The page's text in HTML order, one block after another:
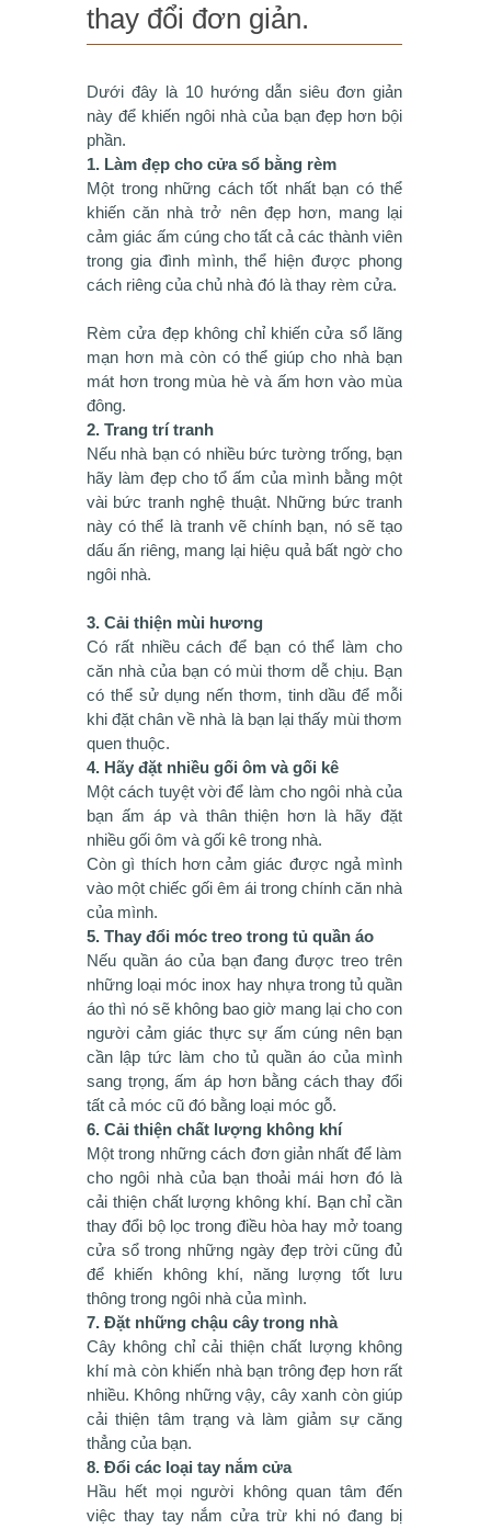
thay đổi đơn giản.
Dưới đây là 10 hướng dẫn siêu đơn giản
này để khiến ngôi nhà của bạn đẹp hơn bội
phần.
1. Làm đẹp cho cửa sổ bằng rèm
Một trong những cách tốt nhất bạn có thể
khiến căn nhà trở nên đẹp hơn, mang lại
cảm giác ấm cúng cho tất cả các thành viên
trong gia đình mình, thể hiện được phong
cách riêng của chủ nhà đó là thay rèm cửa.
Rèm cửa đẹp không chỉ khiến cửa sổ lãng
mạn hơn mà còn có thể giúp cho nhà bạn
mát hơn trong mùa hè và ấm hơn vào mùa
đông.
2. Trang trí tranh
Nếu nhà bạn có nhiều bức tường trống, bạn
hãy làm đẹp cho tổ ấm của mình bằng một
vài bức tranh nghệ thuật. Những bức tranh
này có thể là tranh vẽ chính bạn, nó sẽ tạo
dấu ấn riêng, mang lại hiệu quả bất ngờ cho
ngôi nhà.
3. Cải thiện mùi hương
Có rất nhiều cách để bạn có thể làm cho
căn nhà của bạn có mùi thơm dễ chịu. Bạn
có thể sử dụng nến thơm, tinh dầu để mỗi
khi đặt chân về nhà là bạn lại thấy mùi thơm
quen thuộc.
4. Hãy đặt nhiều gối ôm và gối kê
Một cách tuyệt vời để làm cho ngôi nhà của
bạn ấm áp và thân thiện hơn là hãy đặt
nhiều gối ôm và gối kê trong nhà.
Còn gì thích hơn cảm giác được ngả mình
vào một chiếc gối êm ái trong chính căn nhà
của mình.
5. Thay đổi móc treo trong tủ quần áo
Nếu quần áo của bạn đang được treo trên
những loại móc inox hay nhựa trong tủ quần
áo thì nó sẽ không bao giờ mang lại cho con
người cảm giác thực sự ấm cúng nên bạn
cần lập tức làm cho tủ quần áo của mình
sang trọng, ấm áp hơn bằng cách thay đổi
tất cả móc cũ đó bằng loại móc gỗ.
6. Cải thiện chất lượng không khí
Một trong những cách đơn giản nhất để làm
cho ngôi nhà của bạn thoải mái hơn đó là
cải thiện chất lượng không khí. Bạn chỉ cần
thay đổi bộ lọc trong điều hòa hay mở toang
cửa sổ trong những ngày đẹp trời cũng đủ
để khiến không khí, năng lượng tốt lưu
thông trong ngôi nhà của mình.
7. Đặt những chậu cây trong nhà
Cây không chỉ cải thiện chất lượng không
khí mà còn khiến nhà bạn trông đẹp hơn rất
nhiều. Không những vậy, cây xanh còn giúp
cải thiện tâm trạng và làm giảm sự căng
thẳng của bạn.
8. Đổi các loại tay nắm cửa
Hầu hết mọi người không quan tâm đến
việc thay tay nắm cửa trừ khi nó đang bị